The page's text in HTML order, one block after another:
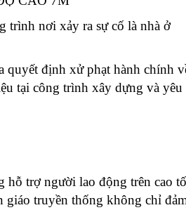
trình nơi xảy ra sự cố là nhà ở
quyết định xử phạt hành chính
tại công trình xây dựng và yêu
hỗ trợ người lao động trên cao
giáo truyền thống không chỉ